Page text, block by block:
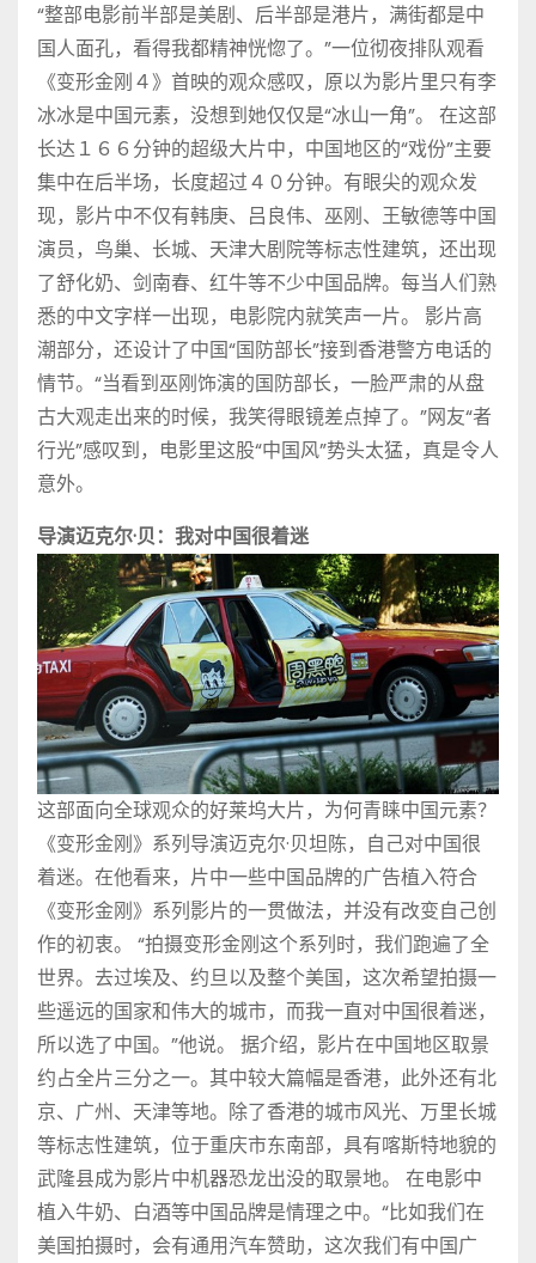
“整部电影前半部是美剧、后半部是港片，满街都是中
国人面孔，看得我都精神恍惚了。”一位彻夜排队观看
《变形金刚４》首映的观众感叹，原以为影片里只有李
冰冰是中国元素，没想到她仅仅是“冰山一角”。 在这部
长达１６６分钟的超级大片中，中国地区的“戏份”主要
集中在后半场，长度超过４０分钟。有眼尖的观众发
现，影片中不仅有韩庚、吕良伟、巫刚、王敏德等中国
演员，鸟巢、长城、天津大剧院等标志性建筑，还出现
了舒化奶、剑南春、红牛等不少中国品牌。每当人们熟
悉的中文字样一出现，电影院内就笑声一片。 影片高
潮部分，还设计了中国“国防部长”接到香港警方电话的
情节。“当看到巫刚饰演的国防部长，一脸严肃的从盘
古大观走出来的时候，我笑得眼镜差点掉了。”网友“者
行光”感叹到，电影里这股“中国风”势头太猛，真是令人
意外。
导演迈克尔·贝：我对中国很着迷
这部面向全球观众的好莱坞大片，为何青睐中国元素？
《变形金刚》系列导演迈克尔·贝坦陈，自己对中国很
着迷。在他看来，片中一些中国品牌的广告植入符合
《变形金刚》系列影片的一贯做法，并没有改变自己创
作的初衷。 “拍摄变形金刚这个系列时，我们跑遍了全
世界。去过埃及、约旦以及整个美国，这次希望拍摄一
些遥远的国家和伟大的城市，而我一直对中国很着迷，
所以选了中国。”他说。 据介绍，影片在中国地区取景
约占全片三分之一。其中较大篇幅是香港，此外还有北
京、广州、天津等地。除了香港的城市风光、万里长城
等标志性建筑，位于重庆市东南部，具有喀斯特地貌的
武隆县成为影片中机器恐龙出没的取景地。 在电影中
植入牛奶、白酒等中国品牌是情理之中。“比如我们在
美国拍摄时，会有通用汽车赞助，这次我们有中国广